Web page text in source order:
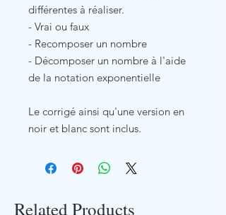
différentes à réaliser.
- Vrai ou faux
- Recomposer un nombre
- Décomposer un nombre à l'aide
de la notation exponentielle
Le corrigé ainsi qu'une version en
noir et blanc sont inclus.
Related Products